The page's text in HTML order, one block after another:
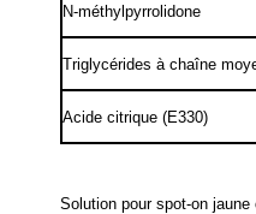
N-méthylpyrrolidone
Triglycérides à chaîne
Acide citrique (E330)
Solution pour spot-on jaune